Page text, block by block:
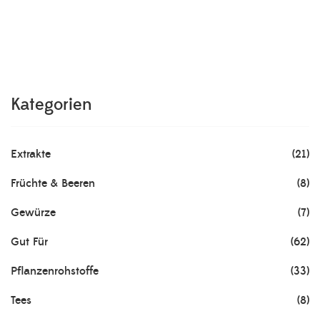
Kategorien
Extrakte (21)
Früchte & Beeren (8)
Gewürze (7)
Gut Für (62)
Pflanzenrohstoffe (33)
Tees (8)